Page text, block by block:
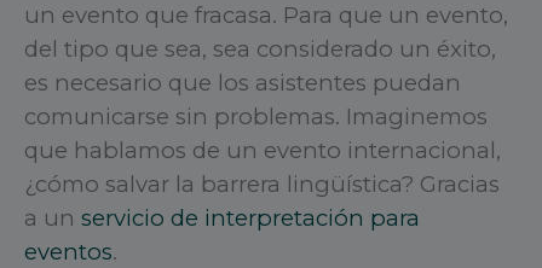
un evento que fracasa. Para que un evento,
del tipo que sea, sea considerado un éxito,
es necesario que los asistentes puedan
comunicarse sin problemas. Imaginemos
que hablamos de un evento internacional,
¿cómo salvar la barrera lingüística? Gracias
a un servicio de interpretación para
eventos.